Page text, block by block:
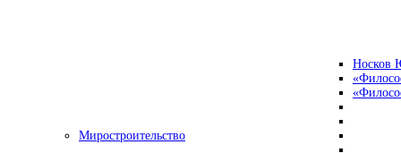
Носков
Миростроительство